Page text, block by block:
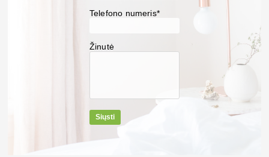
Telefono numeris*
Žinutė
Siųsti